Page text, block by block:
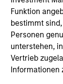
Funktion
bestimmt
Personen
unterstehen,
Vertrieb
Informationen
Struktur
Jedes
Ansatz